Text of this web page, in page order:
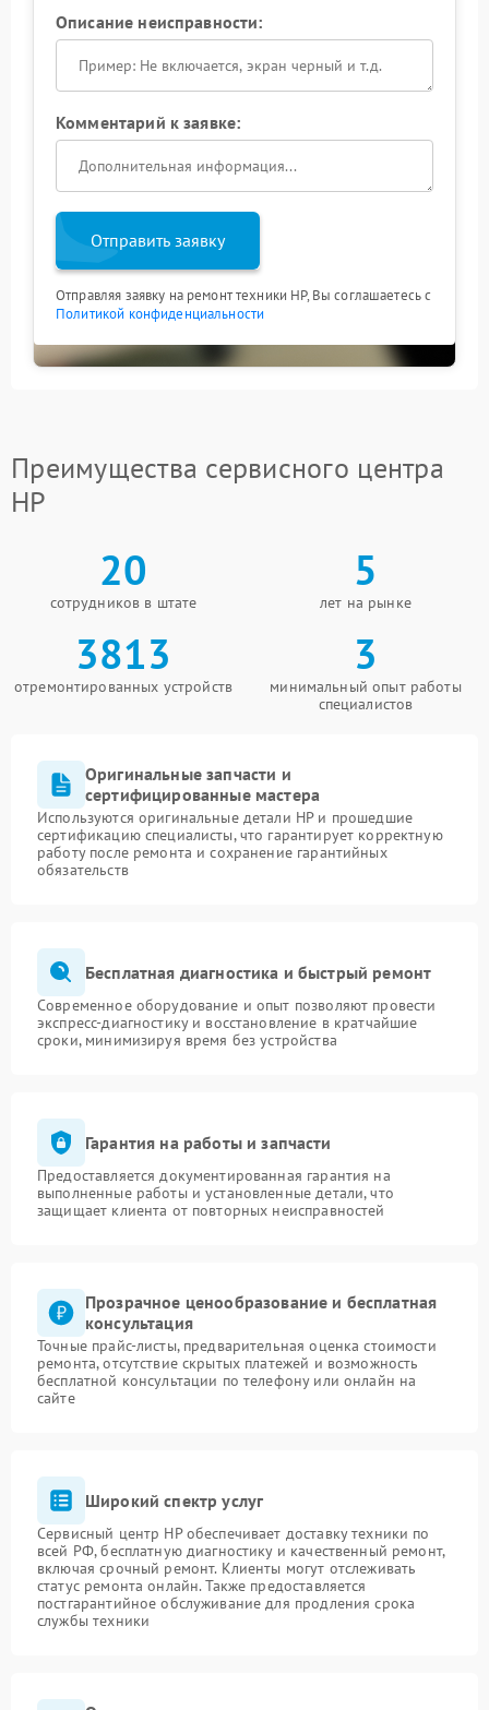
Описание неисправности:
Комментарий к заявке:
Отправить заявку
Отправляя заявку на ремонт техники HP, Вы соглашаетесь с
Политикой конфиденциальности
Преимущества сервисного центра
HP
20
сотрудников в штате
5
лет на рынке
3813
отремонтированных устройств
3
минимальный опыт работы
специалистов
Оригинальные запчасти и
сертифицированные мастера
Используются оригинальные детали HP и прошедшие
сертификацию специалисты, что гарантирует корректную
работу после ремонта и сохранение гарантийных
обязательств
Бесплатная диагностика и быстрый ремонт
Современное оборудование и опыт позволяют провести
экспресс-диагностику и восстановление в кратчайшие
сроки, минимизируя время без устройства
Гарантия на работы и запчасти
Предоставляется документированная гарантия на
выполненные работы и установленные детали, что
защищает клиента от повторных неисправностей
Прозрачное ценообразование и бесплатная
консультация
Точные прайс-листы, предварительная оценка стоимости
ремонта, отсутствие скрытых платежей и возможность
бесплатной консультации по телефону или онлайн на
сайте
Широкий спектр услуг
Сервисный центр HP обеспечивает доставку техники по
всей РФ, бесплатную диагностику и качественный ремонт,
включая срочный ремонт. Клиенты могут отслеживать
статус ремонта онлайн. Также предоставляется
постгарантийное обслуживание для продления срока
службы техники